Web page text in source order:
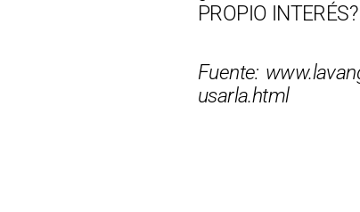
PROPIO INTERÉS?
Fuente:
usarla.html